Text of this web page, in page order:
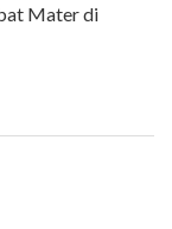
Mater di